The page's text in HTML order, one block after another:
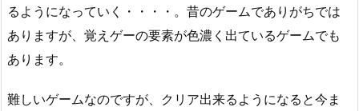
るようになっていく・・・・。昔のゲームでありがちでは
ありますが、覚えゲーの要素が色濃く出ているゲームでも
あります。
難しいゲームなのですが、クリア出来るようになると今ま